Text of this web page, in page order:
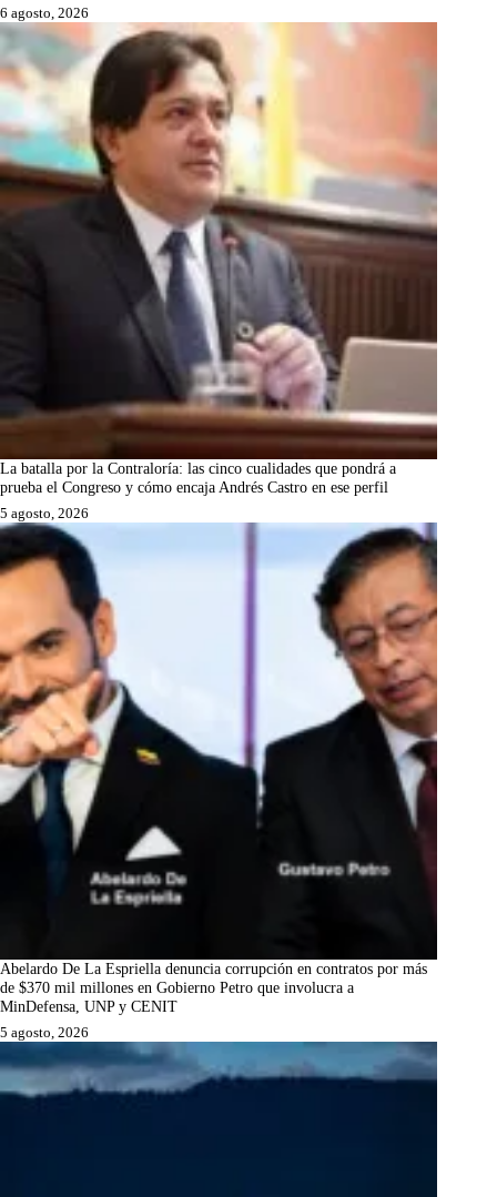
6 agosto, 2026
La batalla por la Contraloría: las cinco cualidades que pondrá a
prueba el Congreso y cómo encaja Andrés Castro en ese perfil
5 agosto, 2026
Abelardo De La Espriella denuncia corrupción en contratos por más
de $370 mil millones en Gobierno Petro que involucra a
MinDefensa, UNP y CENIT
5 agosto, 2026